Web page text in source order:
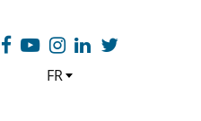
FR